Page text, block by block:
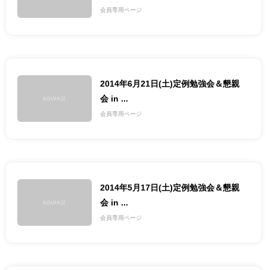
会員専用ページ
2014年6月21日(土)定例勉強会＆懇親
会 in ...
会員専用ページ
2014年5月17日(土)定例勉強会＆懇親
会 in ...
会員専用ページ